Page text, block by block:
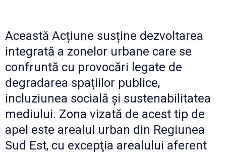
Această Acțiune susține dezvoltarea
integrată a zonelor urbane care se
confruntă cu provocări legate de
degradarea spațiilor publice,
incluziunea socială și sustenabilitatea
mediului. Zona vizată de acest tip de
apel este arealul urban din Regiunea
Sud Est, cu excepţia arealului aferent